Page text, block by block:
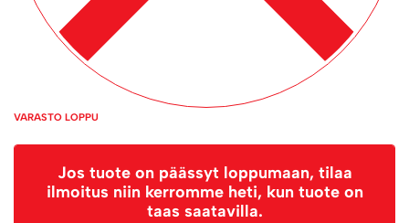
VARASTO LOPPU
Jos tuote on päässyt loppumaan, tilaa
ilmoitus niin kerromme heti, kun tuote on
taas saatavilla.